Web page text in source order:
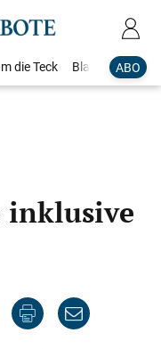
ABO
die Teck Blaulicht
inklusive